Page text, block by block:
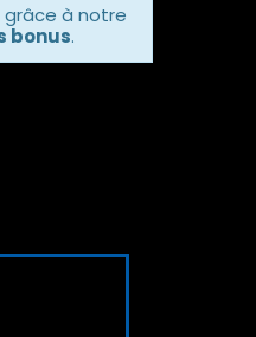
grâce à notre
bonus.